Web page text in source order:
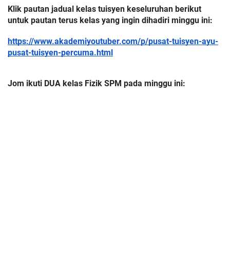
Klik pautan jadual kelas tuisyen keseluruhan berikut
untuk pautan terus kelas yang ingin dihadiri minggu ini:
https://www.akademiyoutuber.com/p/pusat-tuisyen-ayu-
pusat-tuisyen-percuma.html
Jom ikuti DUA kelas Fizik SPM pada minggu ini: